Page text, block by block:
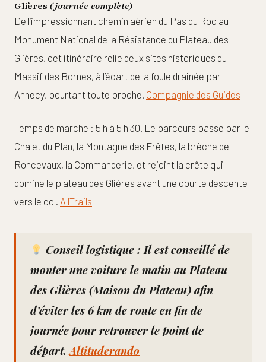
Glières (journée complète)
De l’impressionnant chemin aérien du Pas du Roc au
Monument National de la Résistance du Plateau des
Glières, cet itinéraire relie deux sites historiques du
Massif des Bornes, à l’écart de la foule drainée par
Annecy, pourtant toute proche. Compagnie des Guides
Temps de marche : 5 h à 5 h 30. Le parcours passe par le
Chalet du Plan, la Montagne des Frêtes, la brèche de
Roncevaux, la Commanderie, et rejoint la crête qui
domine le plateau des Glières avant une courte descente
vers le col. AllTrails
Conseil logistique : Il est conseillé de
monter une voiture le matin au Plateau
des Glières (Maison du Plateau) afin
d’éviter les 6 km de route en fin de
journée pour retrouver le point de
départ.Altituderando